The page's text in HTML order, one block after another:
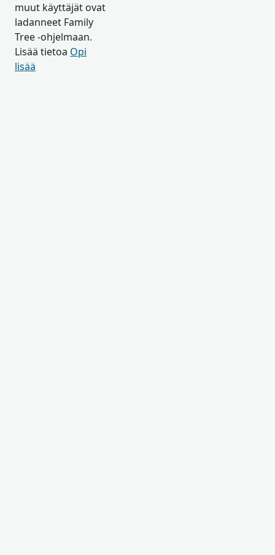
muut käyttäjät ovat
ladanneet Family
Tree -ohjelmaan.
Lisää tietoa Opi
lisää